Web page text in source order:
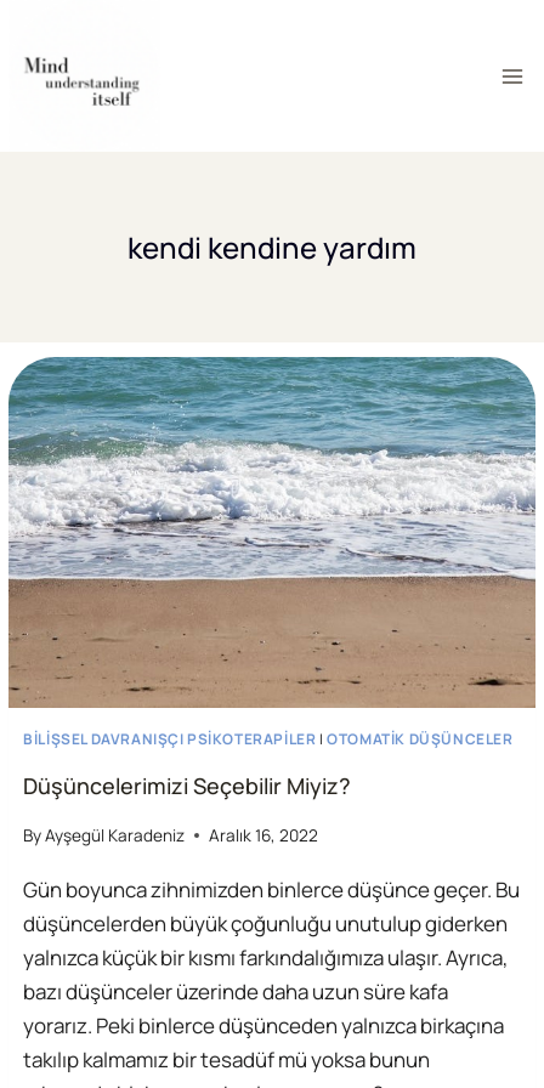
content
kendi kendine yardım
BILIŞSEL DAVRANIŞÇI PSIKOTERAPILER |OTOMATIK DÜŞÜNCELER
Düşüncelerimizi Seçebilir Miyiz?
ByAyşegül Karadeniz Aralık 16, 2022
Gün boyunca zihnimizden binlerce düşünce geçer. Bu
düşüncelerden büyük çoğunluğu unutulup giderken
yalnızca küçük bir kısmı farkındalığımıza ulaşır. Ayrıca,
bazı düşünceler üzerinde daha uzun süre kafa
yorarız. Peki binlerce düşünceden yalnızca birkaçına
takılıp kalmamız bir tesadüf mü yoksa bunun